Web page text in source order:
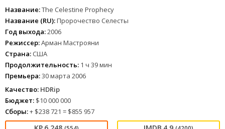
Название:The Celestine Prophecy
Название (RU):Пророчество Селесты
Год выхода:2006
Режиссер:Арман Мастрояни
Страна: США
Продолжительность: 1 ч 39 мин
Премьера:30 марта 2006
Качество: HDRip
Бюджет: $10 000 000
Сборы:+ $238 721 = $855 957